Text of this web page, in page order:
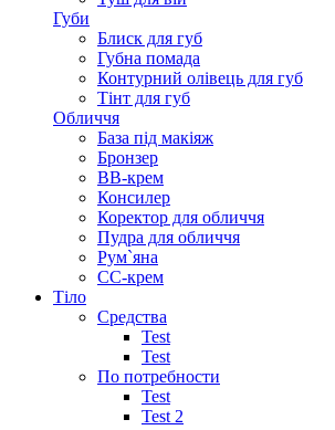
Губи
Блиск для губ
Губна помада
Контурний олівець для губ
Тінт для губ
Обличчя
База під макіяж
Бронзер
ВВ-крем
Консилер
Коректор для обличчя
Пудра для обличчя
Рум`яна
СС-крем
Тіло
Средства
Test
Test
По потребности
Test
Test 2